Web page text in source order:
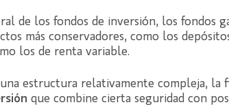
de los fondos de inversión, los fondos
más conservadores, como los
los de renta variable.
estructura relativamente compleja, la
que combine cierta seguridad con